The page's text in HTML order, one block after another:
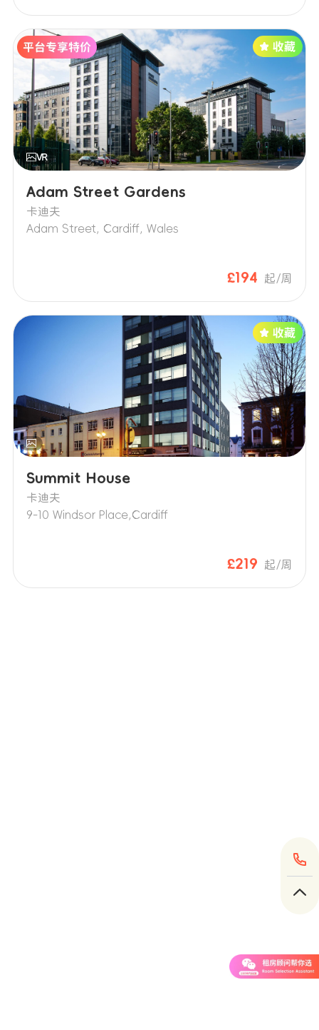
Adam Street Gardens
卡迪夫
Adam Street, Cardiff, Wales
£194 起/周
Summit House
卡迪夫
9-10 Windsor Place,Cardiff
£219 起/周